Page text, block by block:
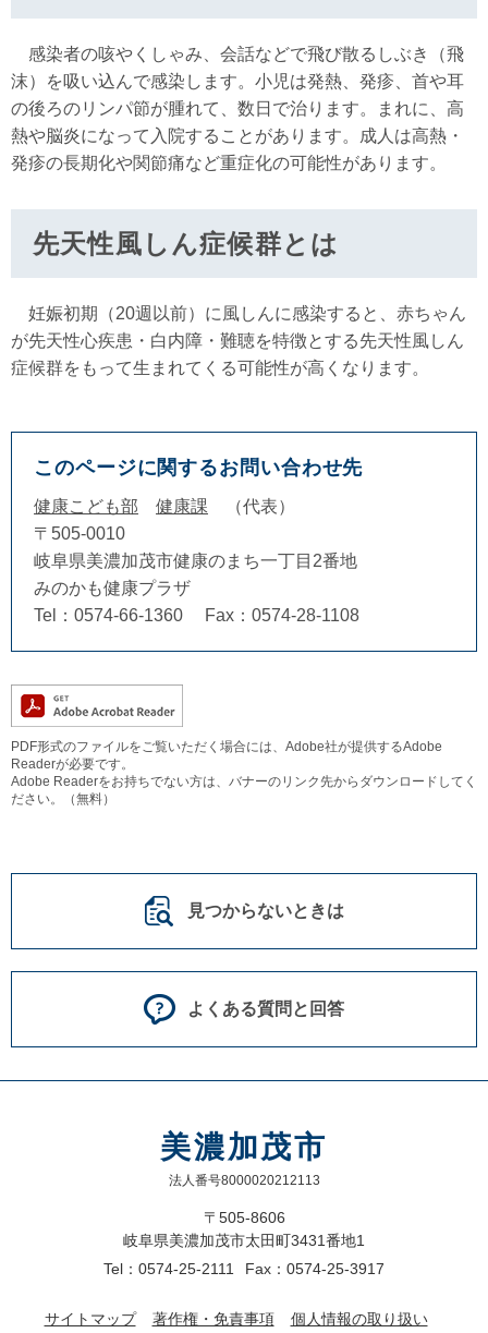
感染者の咳やくしゃみ、会話などで飛び散るしぶき（飛
沫）を吸い込んで感染します。小児は発熱、発疹、首や耳
の後ろのリンパ節が腫れて、数日で治ります。まれに、高
熱や脳炎になって入院することがあります。成人は高熱・
発疹の長期化や関節痛など重症化の可能性があります。
先天性風しん症候群とは
妊娠初期（20週以前）に風しんに感染すると、赤ちゃん
が先天性心疾患・白内障・難聴を特徴とする先天性風しん
症候群をもって生まれてくる可能性が高くなります。
このページに関するお問い合わせ先
健康こども部 健康課
代表
〒505-0010
岐阜県美濃加茂市健康のまち一丁目2番地
みのかも健康プラザ
Tel：0574-66-1360
Fax：0574-28-1108
PDF形式のファイルをご覧いただく場合には、Adobe社が提供するAdobe
Readerが必要です。
Adobe Readerをお持ちでない方は、バナーのリンク先からダウンロードしてく
ださい。（無料）
見つからないときは
よくある質問と回答
美濃加茂市
法人番号8000020212113
〒505-8606
岐阜県美濃加茂市太田町3431番地1
Tel：0574-25-2111
Fax：0574-25-3917
サイトマップ 著作権・免責事項 個人情報の取り扱い